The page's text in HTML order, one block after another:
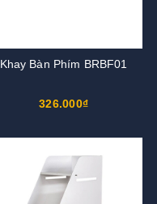
Khay Bàn Phím BRBF01
326.000₫